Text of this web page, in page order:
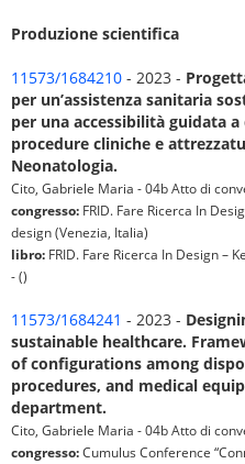
Produzione scientifica
11573/1684210 - 2023 -
per un’assistenza sanitaria
per una accessibilità guidata
procedure cliniche e
Neonatologia.
Cito, Gabriele Maria - 04b Atto di
congresso: FRID. Fare Ricerca In
design (Venezia, Italia)
libro: FRID. Fare Ricerca In Design –
- ()
11573/1684241 - 2023 -
sustainable healthcare.
of configurations among
procedures, and medical
department.
Cito, Gabriele Maria - 04b Atto di
congresso:Cumulus Conference